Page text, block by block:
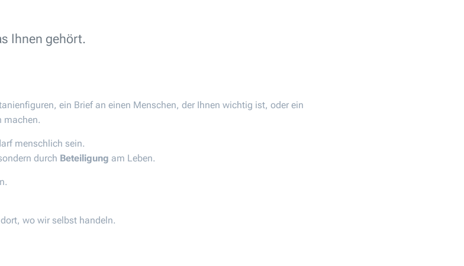
Ihnen gehört.
ein Brief an einen Menschen, der Ihnen wichtig ist, oder ein
machen.
menschlich sein.
durch Beteiligung am Leben.
wo wir selbst handeln.